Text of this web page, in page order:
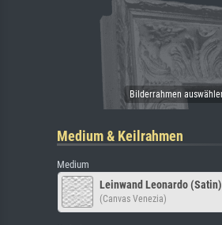
Medium & Keilrahmen
Medium
Leinwand Leonardo (Satin)
(Canvas Venezia)